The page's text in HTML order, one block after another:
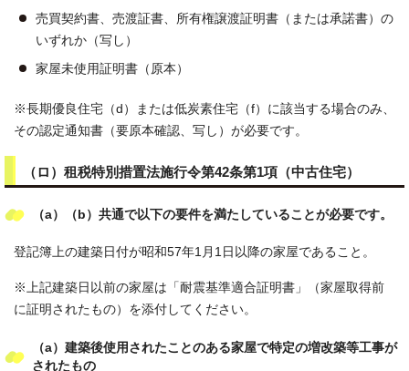
売買契約書、売渡証書、所有権譲渡証明書（または承諾書）の
いずれか（写し）
家屋未使用証明書（原本）
※長期優良住宅（d）または低炭素住宅（f）に該当する場合のみ、
その認定通知書（要原本確認、写し）が必要です。
（ロ）租税特別措置法施行令第42条第1項（中古住宅）
（a）（b）共通で以下の要件を満たしていることが必要です。
登記簿上の建築日付が昭和57年1月1日以降の家屋であること。
※上記建築日以前の家屋は「耐震基準適合証明書」（家屋取得前
に証明されたもの）を添付してください。
（a）建築後使用されたことのある家屋で特定の増改築等工事が
されたもの